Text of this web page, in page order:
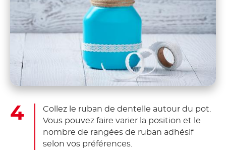
Collez le ruban de dentelle autour du pot.
Vous pouvez faire varier la position et le
nombre de rangées de ruban adhésif
selon vos préférences.